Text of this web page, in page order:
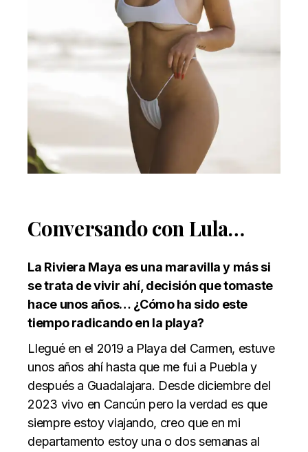
Conversando con Lula…
La Riviera Maya es una maravilla y más si
se trata de vivir ahí, decisión que tomaste
hace unos años… ¿Cómo ha sido este
tiempo radicando en la playa?
Llegué en el 2019 a Playa del Carmen, estuve
unos años ahí hasta que me fui a Puebla y
después a Guadalajara. Desde diciembre del
2023 vivo en Cancún pero la verdad es que
siempre estoy viajando, creo que en mi
departamento estoy una o dos semanas al